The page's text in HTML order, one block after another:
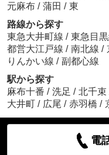
元麻布 / 蒲田 / 東
路線から探す
東急大井町線 / 東急目
都営大江戸線 / 南北線 /
りんかい線 / 副都心線
駅から探す
麻布十番 / 洗足 / 北千束
大井町 / 広尾 / 赤羽橋 /
電